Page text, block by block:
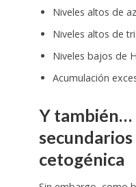
Niveles altos de
Niveles altos de
Niveles bajos de
Acumulación
Y también…
cetogénica